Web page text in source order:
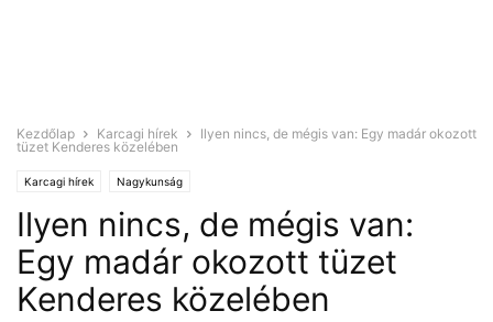
Kezdőlap Karcagi hírek
Ilyen nincs, de mégis van: Egy madár okozott
tüzet Kenderes közelében
Karcagi hírek Nagykunság
Ilyen nincs, de mégis van:
Egy madár okozott tüzet
Kenderes közelében